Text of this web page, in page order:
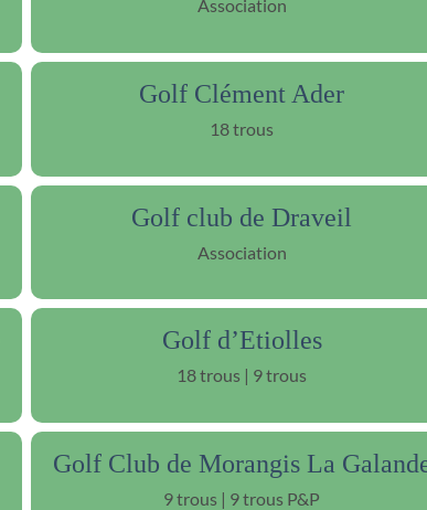
Association
Golf Clément Ader
18 trous
Golf club de Draveil
Association
Golf d’Etiolles
18 trous | 9 trous
Golf Club de Morangis La
9 trous | 9 trous P&P